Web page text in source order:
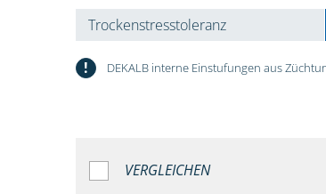
Trockenstresstoleranz
! DEKALB interne Einstufungen aus
VERGLEICHEN